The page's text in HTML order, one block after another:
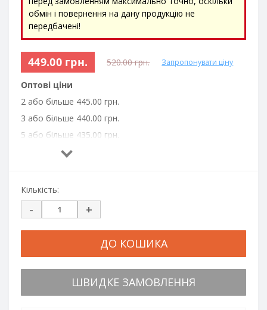
обмін і повернення на дану продукцію не
передбачені!
449.00 грн. 520.00 грн. Запропонувати ціну
Оптові ціни
2 або більше 445.00 грн.
3 або більше 440.00 грн.
5 або більше 435.00 грн.
6 або більше 430.00 грн.
20 або більше 420.00 грн.
50 або більше 415.00 грн.
100 або більше 410.00 грн.
Кількість:
- +
ДО КОШИКА
ШВИДКЕ ЗАМОВЛЕННЯ